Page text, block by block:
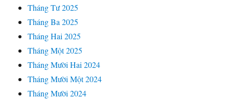
Tháng Tư 2025
Tháng Ba 2025
Tháng Hai 2025
Tháng Một 2025
Tháng Mười Hai 2024
Tháng Mười Một 2024
Tháng Mười 2024